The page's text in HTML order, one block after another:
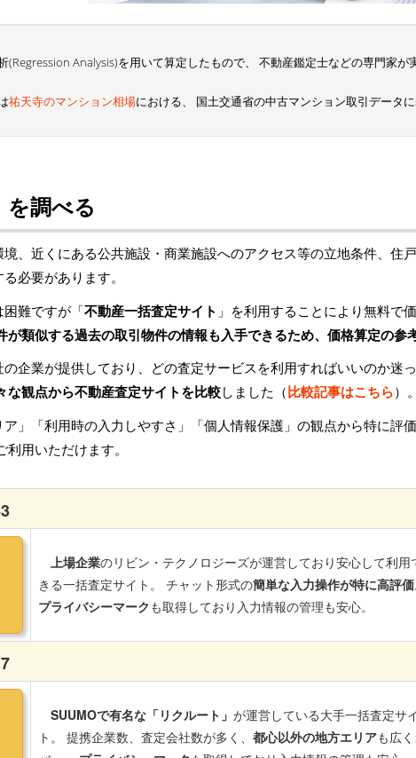
Analysis)を用いて算定したもので、 不動産鑑定士などの専門家が
祐天寺のマンション相場における、 国土交通省の中古マンション取引データ
調べる
、近くにある公共施設・商業施設へのアクセス等の立地条件、住
必要があります。
難ですが「不動産一括査定サイト 」を利用することにより無料で
が類似する過去の取引物件の情報も入手できるため、価格算定の参
の企業が提供しており、どの査定サービスを利用すればいいのか迷
な観点から不動産査定サイトを比較しました（比較記事はこちら）。
」「利用時の入力しやすさ」「個人情報保護」の観点から特に評
利用いただけます。